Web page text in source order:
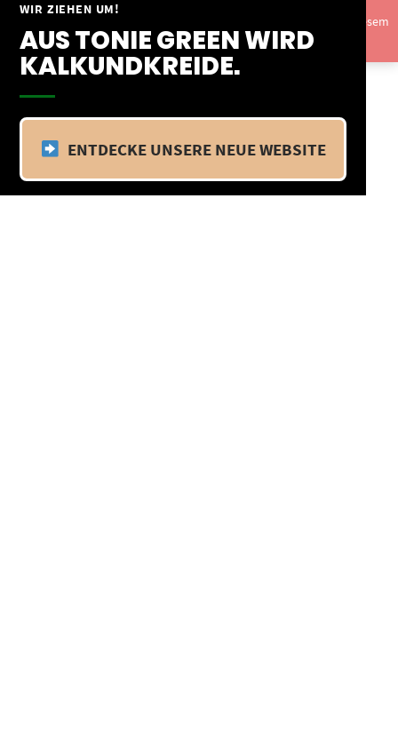
WIR ZIEHEN UM!
AUS TONIE GREEN WIRD
KALKUNDKREIDE.
ENTDECKE UNSERE NEUE WEBSITE
Springe
Inhalt
Vom 09.04.25 - 20.04.25 befinden wir uns im Betriebsurlaub. In diesem
Zeitraum findet kein Versand statt.Ausblenden